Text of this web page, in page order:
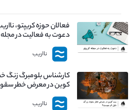
فعالان حوزه کریپتو،
دعوت به فعالیت در مجله
نااریب
کارشناس بلومبرگ زنگ
کوین در معرض خطر
چیست؟
نااریب